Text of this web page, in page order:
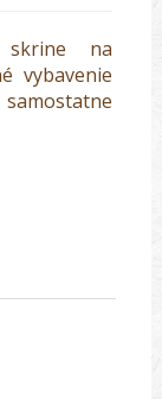
skrine na
vybavenie